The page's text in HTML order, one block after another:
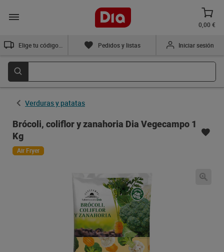
0,00 €
Pedidos y listas Iniciar sesión
Verduras y patatas
Brócoli, coliflor y zanahoria Dia Vegecampo 1
Kg
Air Fryer